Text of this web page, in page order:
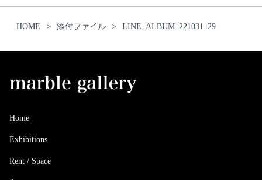
HOME 添付ファイル LINE_ALBUM_221031_29
Home
Exhibitions
Rent / Space